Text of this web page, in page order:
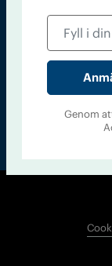
Accent
Genom